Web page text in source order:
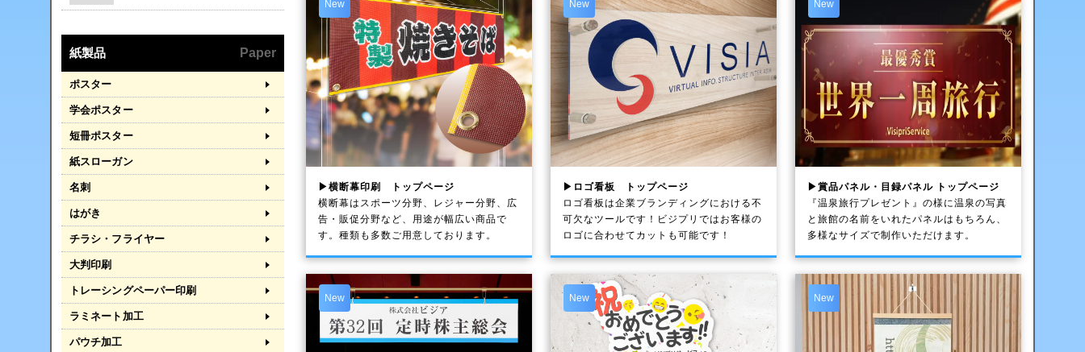
New
▶横断幕印刷 トップページ
横断幕はスポーツ分野、レジャー分野、広
告・販促分野など、用途が幅広い商品で
す。種類も多数ご用意しております。
New
▶ロゴ看板 トップページ
ロゴ看板は企業ブランディングにおける不
可欠なツールです！ビジプリではお客様の
ロゴに合わせてカットも可能です！
New
▶賞品パネル・目録パネル トップページ
『温泉旅行プレゼント』の様に温泉の写真
と旅館の名前をいれたパネルはもちろん、
多様なサイズで制作いただけます。
New New New
紙製品 Paper
ポスター
学会ポスター
短冊ポスター
紙スローガン
名刺
はがき
チラシ・フライヤー
大判印刷
トレーシングペーパー印刷
ラミネート加工
パウチ加工